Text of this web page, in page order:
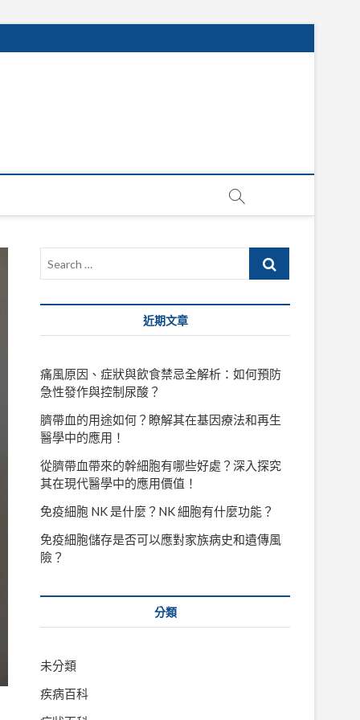
Search
近期文章
痛風原因、症狀與飲食禁忌全解析：如何預防
急性發作與控制尿酸？
臍帶血的用途如何？瞭解其在基因療法和再生
醫學中的應用！
從臍帶血帶來的幹細胞有哪些好處？深入探究
其在現代醫學中的應用價值！
免疫細胞 NK 是什麼？NK 細胞有什麼功能？
免疫細胞儲存是否可以應對家族病史和遺傳風
險？
分類
未分類
疾病百科